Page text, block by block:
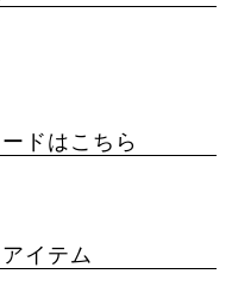
ドはこちら
イテム